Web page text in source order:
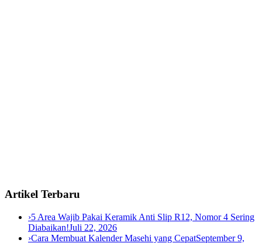
Artikel Terbaru
›5 Area Wajib Pakai Keramik Anti Slip R12, Nomor 4 Sering
Diabaikan!Juli 22, 2026
›Cara Membuat Kalender Masehi yang CepatSeptember 9,